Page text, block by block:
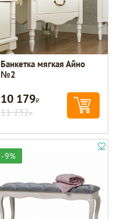
Банкетка мягкая Айно
№2
10 179Р
11 232Р
-9%